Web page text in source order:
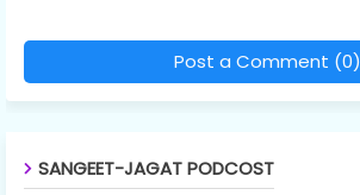
Post a Comment (0)
SANGEET-JAGAT PODCOST